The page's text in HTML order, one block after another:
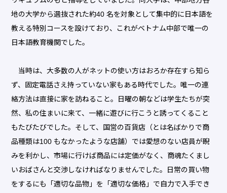
地の大学から選抜された約40 名を対象として集中的に日本語を
教える特別コースを設けており、これがベトナム中部で唯一の
日本語教育機関でした。
当時は、大多数の人がネットの使い方はおろか存在すら知ら
ず、固定電話さえ持っていない家もある時代でした。唯一の連
絡方法は直接に家を訪ねること。日曜の朝などは学生たちが突
然、私の住まいに来て、一緒に遊びに行こうと誘ってくること
もたびたびでした。そして、国営の百貨店（とは名ばかりで商
品種類は100 もなかったような店舗）では愛想のない店員が睨
みを利かし、市場に行けば商品には定価がなく、商魂たくまし
いおばさんと交渉しなければなりませんでした。日常の買い物
をするにも「適切な品物」を「適切な価格」で自力で入手でき